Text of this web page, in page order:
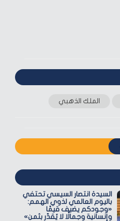
الملك الذهبي
السيدة انتصار السيسي تحتفي
باليوم العالمي لذوي الهمم:
«وجودكم يضيف قيمًا
وإنسانية وجمالًا لا يُقدّر بثمن»